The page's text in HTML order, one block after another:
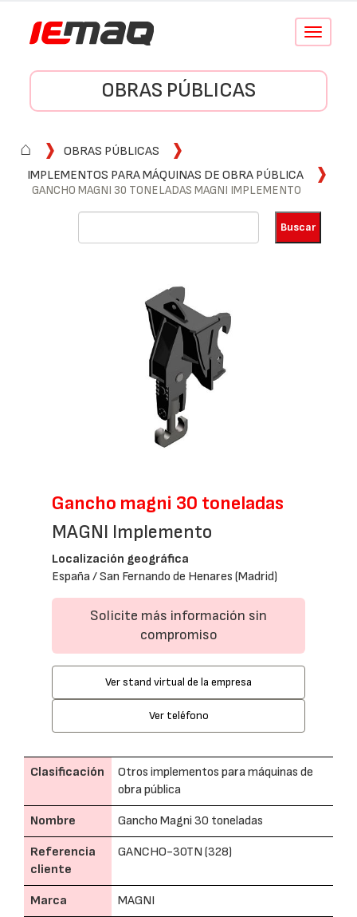
Conmutar
OBRAS PÚBLICAS
⌂
OBRAS PÚBLICAS
IMPLEMENTOS PARA MÁQUINAS DE OBRA PÚBLICA
GANCHO MAGNI 30 TONELADAS MAGNI IMPLEMENTO
Gancho magni 30 toneladas
MAGNI Implemento
Localización geográfica
España / San Fernando de Henares (Madrid)
Solicite más información sin
compromiso
Ver stand virtual de la empresa
Ver teléfono
Clasificación
Otros implementos para máquinas de
obra pública
Nombre Gancho Magni 30 toneladas
Referencia
cliente
GANCHO-30TN (328)
Marca MAGNI